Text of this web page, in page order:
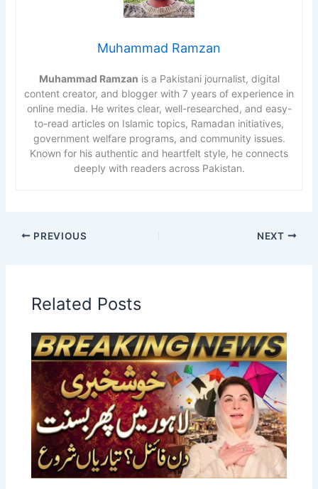
Muhammad Ramzan
Muhammad Ramzan is a Pakistani journalist, digital
content creator, and blogger with 7 years of experience in
online media. He writes clear, well-researched, and easy-
to-read articles on Islamic topics, Ramadan initiatives,
government welfare programs, and community issues.
Known for his authentic and heartfelt style, he connects
deeply with readers across Pakistan.
PREVIOUS NEXT
Related Posts